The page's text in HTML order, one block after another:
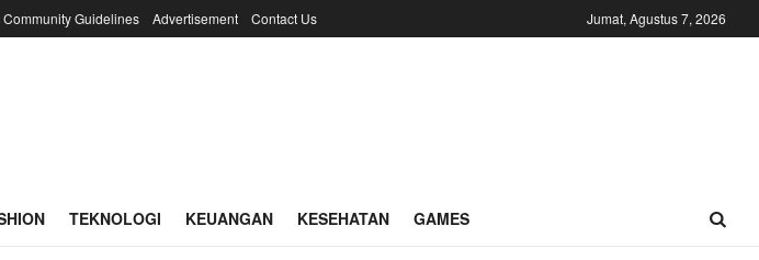
Community Guidelines Advertisement Contact Us Jumat, Agustus 7, 2026
TEKNOLOGI KEUANGAN KESEHATAN GAMES